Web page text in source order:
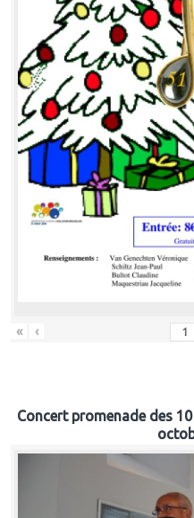
« ‹
Concert promenade des